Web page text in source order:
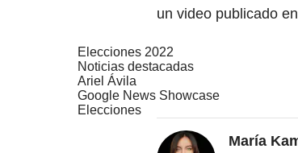
un video publicado
Elecciones 2022
Noticias destacadas
Ariel Ávila
Google News Showcase
Elecciones
María